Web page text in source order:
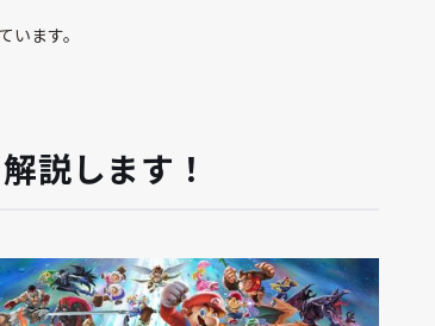
ます。
説します！